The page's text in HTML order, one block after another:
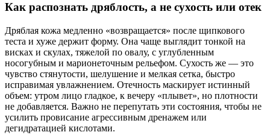
Как распознать дряблость, а не сухость или отек
Дряблая кожа медленно «возвращается» после щипкового
теста и хуже держит форму. Она чаще выглядит тонкой на
висках и скулах, тяжелой по овалу, с углубленным
носогубным и марионеточным рельефом. Сухость же — это
чувство стянутости, шелушение и мелкая сетка, быстро
исправимая увлажнением. Отечность маскирует истинный
объем: утром лицо гладкое, к вечеру «плывет», но плотности
не добавляется. Важно не перепутать эти состояния, чтобы не
усилить провисание агрессивным дренажем или
дегидратацией кислотами.